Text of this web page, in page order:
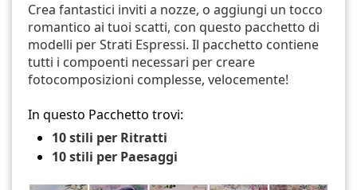
Crea fantastici inviti a nozze, o aggiungi un tocco
romantico ai tuoi scatti, con questo pacchetto di
modelli per Strati Espressi. Il pacchetto contiene
tutti i compoenti necessari per creare
fotocomposizioni complesse, velocemente!
In questo Pacchetto trovi:
10 stili per Ritratti
10 stili per Paesaggi